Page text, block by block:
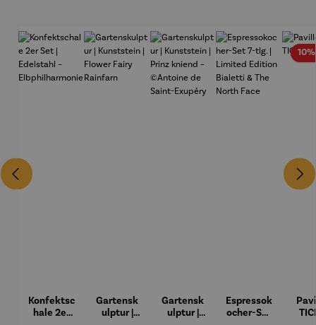
Konfektsc
hale 2er
Gartensk
ulptur |
Gartensk
ulptur |
Espressok
ocher-Set